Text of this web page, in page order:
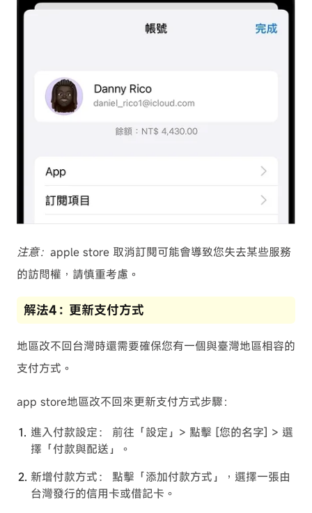
注意： apple store 取消訂閱可能會導致您失去某些服務
的訪問權，請慎重考慮。
解法4：更新支付方式
地區改不回台灣時還需要確保您有一個與臺灣地區相容的
支付方式。
app store地區改不回來更新支付方式步驟：
進入付款設定： 前往「設定」> 點擊 [您的名字] > 選
擇「付款與配送」。
新增付款方式： 點擊「添加付款方式」，選擇一張由
台灣發行的信用卡或借記卡。